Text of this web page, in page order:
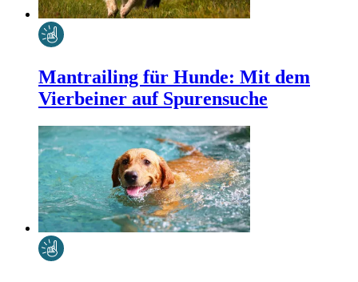
Mantrailing für Hunde: Mit dem
Vierbeiner auf Spurensuche